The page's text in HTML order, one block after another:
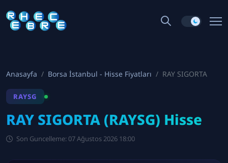
Anasayfa Borsa İstanbul - Hisse Fiyatları RAY SIGORTA
RAYSG
RAY SIGORTA (RAYSG) Hisse
Son Guncelleme: 07 Ağustos 2026 18:00